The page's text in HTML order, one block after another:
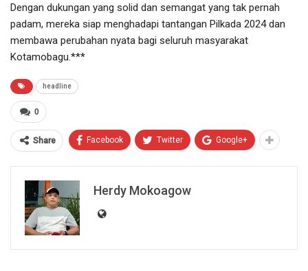
Dengan dukungan yang solid dan semangat yang tak pernah
padam, mereka siap menghadapi tantangan Pilkada 2024 dan
membawa perubahan nyata bagi seluruh masyarakat
Kotamobagu.***
headline
0
Share Facebook Twitter Google+
Herdy Mokoagow